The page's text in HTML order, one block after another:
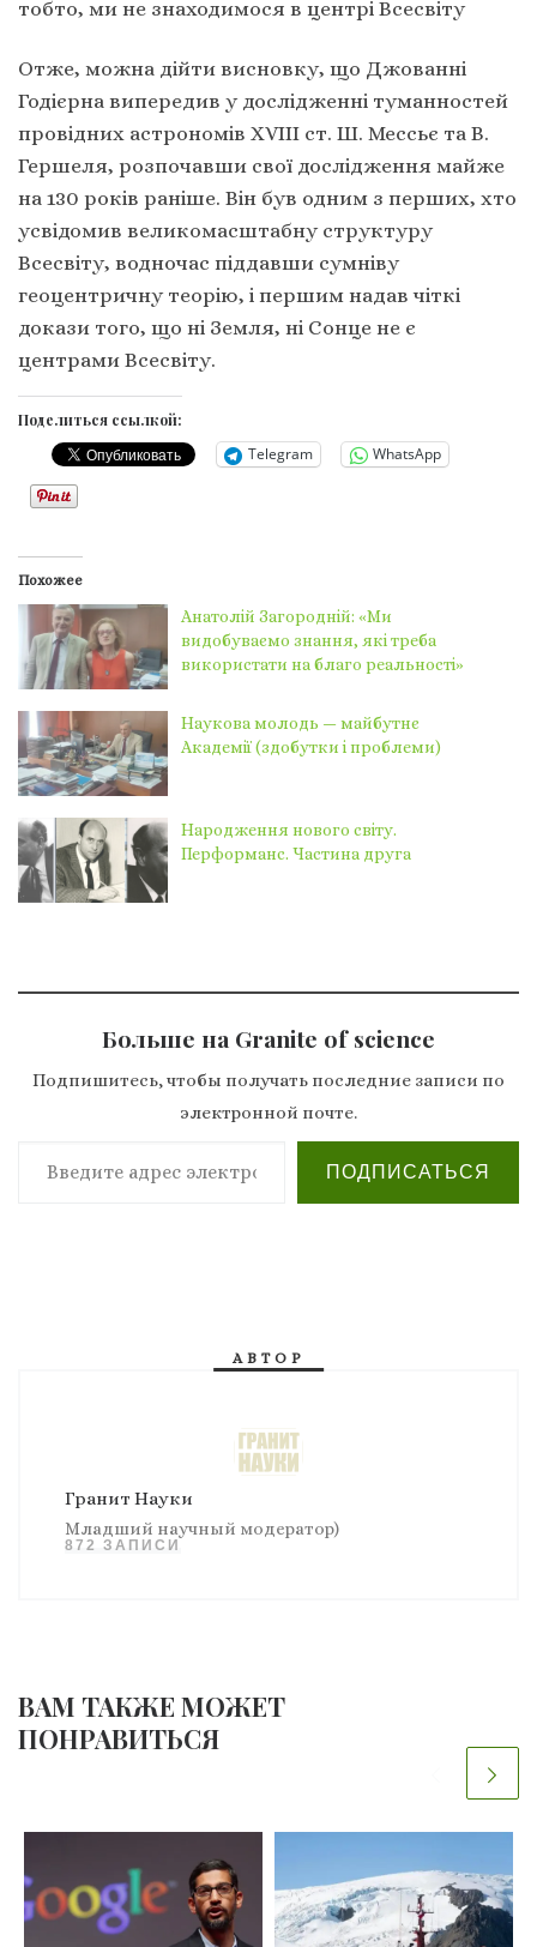
тобто, ми не знаходимося в центрі Всесвіту
Отже, можна дійти висновку, що Джованні
Годієрна випередив у дослідженні туманностей
провідних астрономів XVIII ст. Ш. Мессьє та В.
Гершеля, розпочавши свої дослідження майже
на 130 років раніше. Він був одним з перших, хто
усвідомив великомасштабну структуру
Всесвіту, водночас піддавши сумніву
геоцентричну теорію, і першим надав чіткі
докази того, що ні Земля, ні Сонце не є
центрами Всесвіту.
Поделиться ссылкой:
Telegram WhatsApp
Похожее
Анатолій Загородній: «Ми
видобуваємо знання, які треба
використати на благо реальності»
Наукова молодь — майбутнє
Академії (здобутки і проблеми)
Народження нового світу.
Перформанс. Частина друга
Больше на Granite of science
Подпишитесь, чтобы получать последние записи по
электронной почте.
Введите адрес электронной почты…
ПОДПИСАТЬСЯ
АВТОР
Гранит Науки
Младший научный модератор)
872 ЗАПИСИ
ВАМ ТАКЖЕ МОЖЕТ
ПОНРАВИТЬСЯ